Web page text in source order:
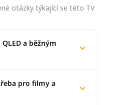
otázky týkající se této TV
a běžným
pro filmy a